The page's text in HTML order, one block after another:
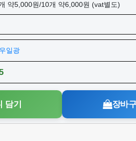
약5,000원/10개 약6,000원 (vat별도)
일광
담기 장바